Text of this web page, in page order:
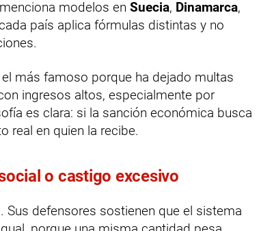
modelos en Suecia, Dinamarca,
país aplica fórmulas distintas y no
más famoso porque ha dejado multas
ingresos altos, especialmente por
es clara: si la sanción económica busca
real en quien la recibe.
o castigo excesivo
Sus defensores sostienen que el sistema